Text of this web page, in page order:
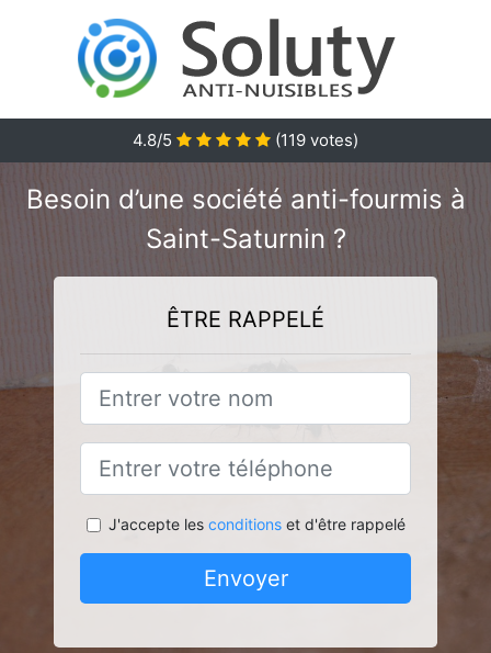
4.8/5 (119 votes)
Besoin d’une société anti-fourmis à
Saint-Saturnin ?
ÊTRE RAPPELÉ
J'accepte les conditionset d'être rappelé
Envoyer